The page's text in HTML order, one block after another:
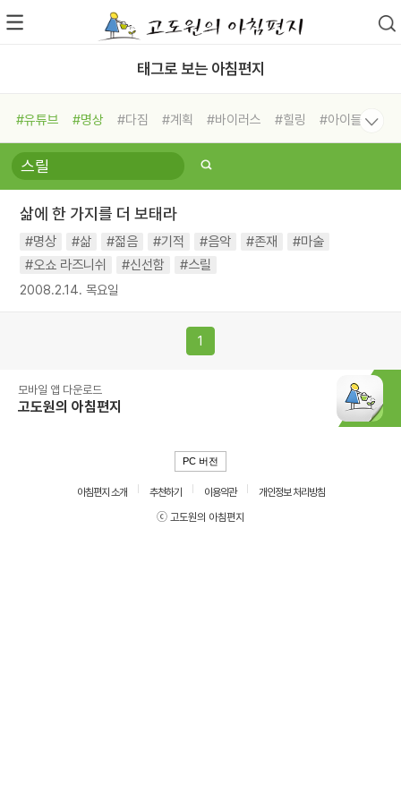
태그로 보는 아침편지
#유튜브 #명상 #다짐 #계획 #바이러스 #힐링
#아이들
#비전캠프
#독서캠프 #삶
#희망
#나눔 #친구 #링컨학교
#독서
#건강 #면역력
삶에 한 가지를 더 보태라
#명상 #삶 #젊음 #기적 #음악 #존재
#마술
#오쇼 라즈니쉬
#신선함 #스릴
2008.2.14. 목요일
1
모바일 앱 다운로드
고도원의 아침편지
PC 버전
아침편지 소개 추천하기 이용약관
개인정보 처리방침
ⓒ 고도원의 아침편지